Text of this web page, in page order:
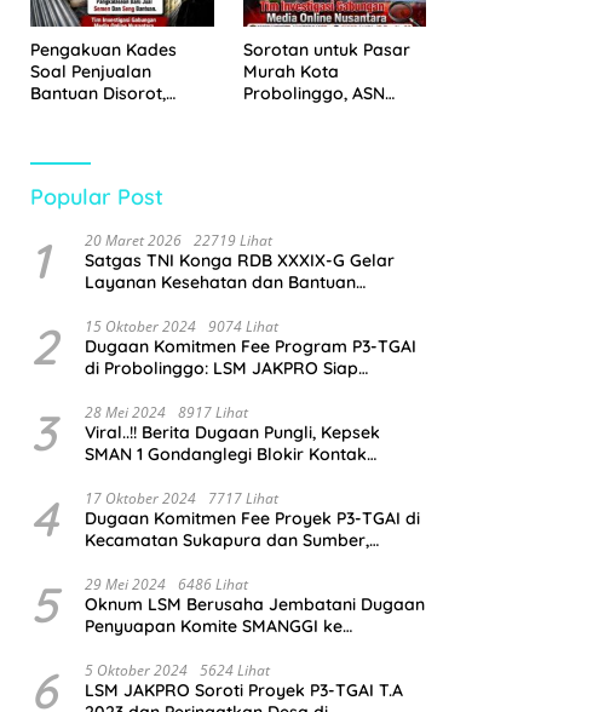
Pengakuan Kades
Soal Penjualan
Bantuan Disorot,
Sorotan untuk Pasar
Murah Kota
Probolinggo, ASN
Popular Post
1 20 Maret 2026 22719 Lihat
Satgas TNI Konga RDB XXXIX-G Gelar
Layanan Kesehatan dan Bantuan
2 15 Oktober 2024 9074 Lihat
Dugaan Komitmen Fee Program P3-TGAI
di Probolinggo: LSM JAKPRO Siap
3 28 Mei 2024 8917 Lihat
Viral..!! Berita Dugaan Pungli, Kepsek
SMAN 1 Gondanglegi Blokir Kontak
4 17 Oktober 2024 7717 Lihat
Dugaan Komitmen Fee Proyek P3-TGAI di
Kecamatan Sukapura dan Sumber,
Sikap
5 29 Mei 2024 6486 Lihat
Oknum LSM Berusaha Jembatani Dugaan
Penyuapan Komite SMANGGI ke
Juta
6 5 Oktober 2024 5624 Lihat
LSM JAKPRO Soroti Proyek P3-TGAI T.A